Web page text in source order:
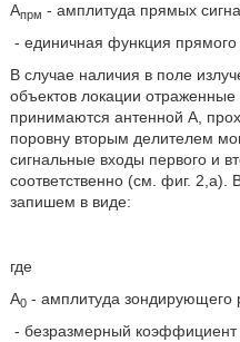
Aпрм - амплитуда прямых
- единичная функция прямого
В случае наличия в поле
объектов локации
принимаются антенной А,
поровну вторым делителем
сигнальные входы первого и
соответственно (см. фиг. 2,а).
запишем в виде:
где
A0- амплитуда зондирующего
- безразмерный